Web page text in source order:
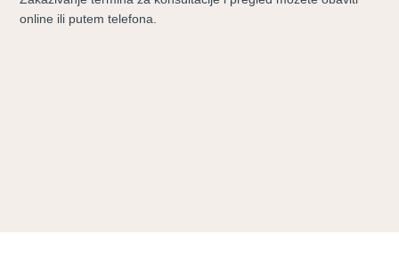
online ili putem telefona.